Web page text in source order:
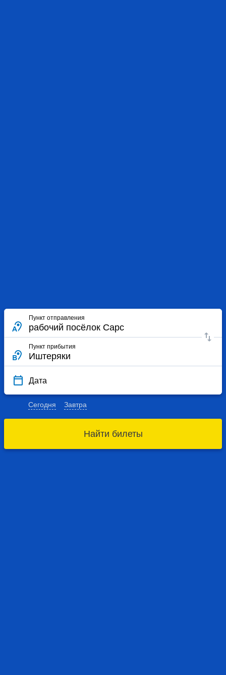
Пункт отправления
Пункт прибытия
Дата
Сегодня Завтра
Найти билеты